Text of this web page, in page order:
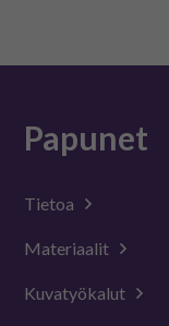
Papunet
Tietoa
Materiaalit
Kuvatyökalut